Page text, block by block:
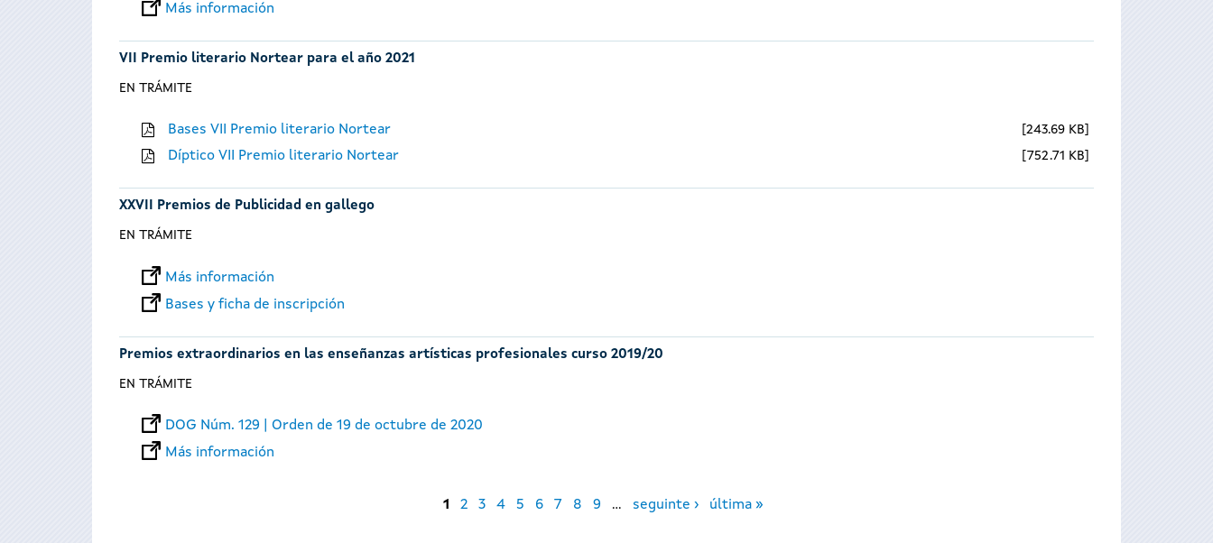
Más información
VII Premio literario Nortear para el año 2021
EN TRÁMITE
Bases VII Premio literario Nortear 243.69 KB
Díptico VII Premio literario Nortear 752.71 KB
XXVII Premios de Publicidad en gallego
EN TRÁMITE
Más información
Bases y ficha de inscripción
Premios extraordinarios en las enseñanzas artísticas profesionales curso 2019/20
EN TRÁMITE
DOG Núm. 129 | Orden de 19 de octubre de 2020
Más información
1 2 3 4 5 6 7 8 9 … seguinte › última »